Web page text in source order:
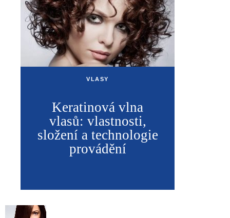
VLASY
Keratinová vlna
vlasů: vlastnosti,
složení a technologie
provádění